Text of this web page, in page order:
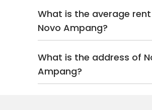
What is the average
Novo Ampang?
What is the address of
Ampang?